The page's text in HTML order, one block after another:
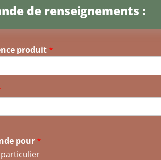
de renseignements :
produit *
pour *